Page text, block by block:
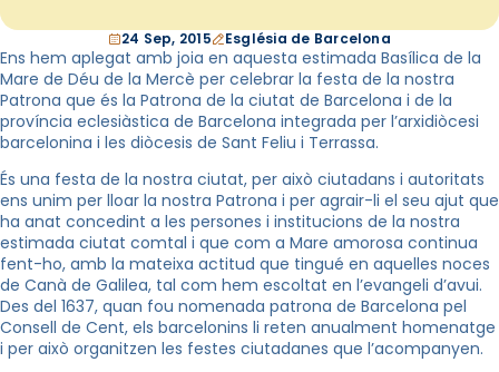
24 Sep, 2015 Església de Barcelona
Ens hem aplegat amb joia en aquesta estimada Basílica de la
Mare de Déu de la Mercè per celebrar la festa de la nostra
Patrona que és la Patrona de la ciutat de Barcelona i de la
província eclesiàstica de Barcelona integrada per l’arxidiòcesi
barcelonina i les diòcesis de Sant Feliu i Terrassa.
És una festa de la nostra ciutat, per això ciutadans i autoritats
ens unim per lloar la nostra Patrona i per agrair-li el seu ajut que
ha anat concedint a les persones i institucions de la nostra
estimada ciutat comtal i que com a Mare amorosa continua
fent-ho, amb la mateixa actitud que tingué en aquelles noces
de Canà de Galilea, tal com hem escoltat en l’evangeli d’avui.
Des del 1637, quan fou nomenada patrona de Barcelona pel
Consell de Cent, els barcelonins li reten anualment homenatge
i per això organitzen les festes ciutadanes que l’acompanyen.